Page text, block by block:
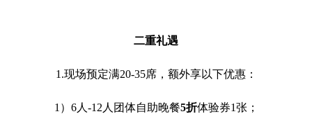
二重礼遇
1.现场预定满20-35席，额外享以下优惠：
1）6人-12人团体自助晚餐5折体验券1张；